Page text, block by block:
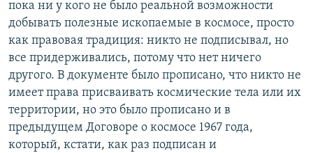
пока ни у кого не было реальной возможности
добывать полезные ископаемые в космосе, просто
как правовая традиция: никто не подписывал, но
все придерживались, потому что нет ничего
другого. В документе было прописано, что никто не
имеет права присваивать космические тела или их
территории, но это было прописано и в
предыдущем Договоре о космосе 1967 года,
который, кстати, как раз подписан и